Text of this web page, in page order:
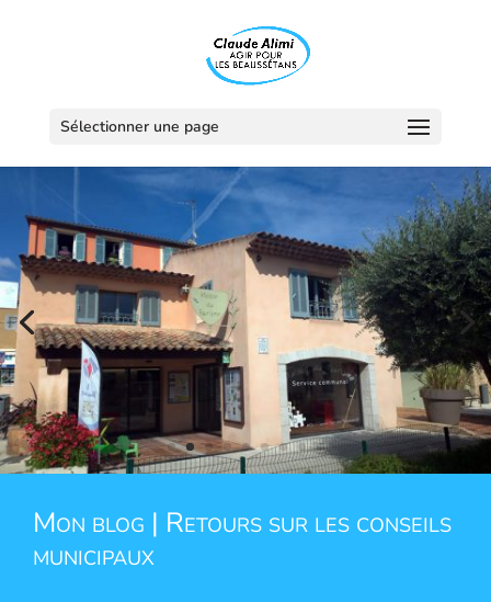
Sélectionner une page
Mon blog | Retours sur les conseils
municipaux